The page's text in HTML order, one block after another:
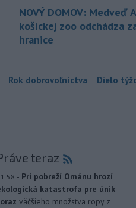
NOVÝ DOMOV: Medveď
košickej zoo odchádza
hranice
Rok dobrovoľníctva Dielo
teraz
- Pri pobreží Ománu hrozí
katastrofa pre únik
väčšieho množstva ropy z